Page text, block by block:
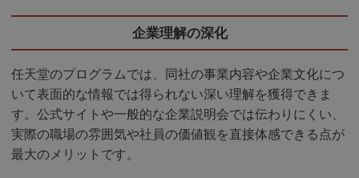
企業理解の深化
任天堂のプログラムでは、同社の事業内容や企業文化につ
いて表面的な情報では得られない深い理解を獲得できま
す。公式サイトや一般的な企業説明会では伝わりにくい、
実際の職場の雰囲気や社員の価値観を直接体感できる点が
最大のメリットです。